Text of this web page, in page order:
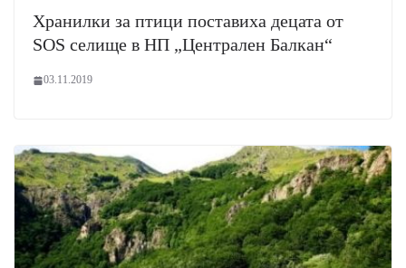
Хранилки за птици поставиха децата от
SOS селище в НП „Централен Балкан“
03.11.2019